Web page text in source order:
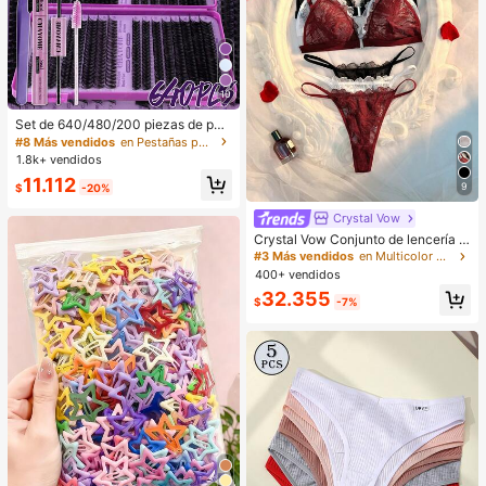
10
Set de 640/480/200 piezas de pes
tañas postizas individuales D Curl,
pestañas de gran capacidad + peg
o, kit de extensión de pestañas DIY
ntadas esponjosas, gruesas, suave
s y realistas para maquillaje de ojos
diario/ligero/cosplay, comodidad to
do el día
#8 Más vendidos
en Pestañas postizas y adhesivos
1.8k+ vendidos
$11.112 -20% 9
Crystal Vow
Crystal Vow Conjunto de lencería s
exy de 6 piezas con encaje y patch
work con cierre delantero para muj
eres
#3 Más vendidos
en Multicolor Conjuntos de sujetador y braguita pa
400+ vendidos
$32.355 -7%